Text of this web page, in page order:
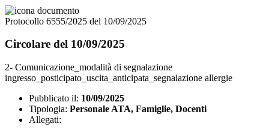
Protocollo 6555/2025 del 10/09/2025
Circolare del 10/09/2025
2- Comunicazione_modalità di segnalazione
ingresso_posticipato_uscita_anticipata_segnalazione allergie
Pubblicato il: 10/09/2025
Tipologia: Personale ATA, Famiglie, Docenti
Allegati: